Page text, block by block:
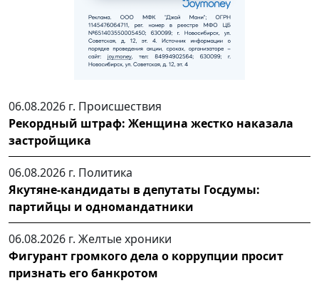
06.08.2026 г. Происшествия
Рекордный штраф: Женщина жестко наказала
застройщика
06.08.2026 г. Политика
Якутяне-кандидаты в депутаты Госдумы:
партийцы и одномандатники
06.08.2026 г. Желтые хроники
Фигурант громкого дела о коррупции просит
признать его банкротом